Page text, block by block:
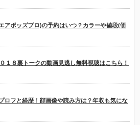
アポッズプロ)の予約はいつ？カラーや値段(価
１８裏トークの動画見逃し無料視聴はこちら！
ロフと経歴！顔画像や読み方は？年収も気にな